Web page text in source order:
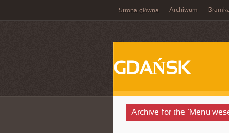
Strona główna Archiwum
GDAŃSK
Archive for the ‘Menu